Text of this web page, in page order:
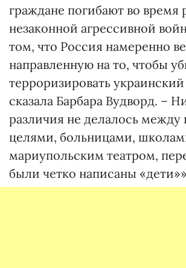
граждане погибают во время
незаконной агрессивной
том, что Россия намеренно
направленную на то, чтобы
терроризировать
сказала Барбара Вудворд. –
различия не делалось
целями, больницами,
мариупольским театром,
были четко написаны